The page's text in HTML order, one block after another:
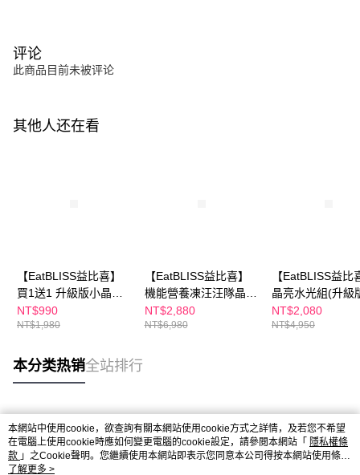
评论
此商品目前未被评论
其他人还在看
【EatBLISS益比喜】
買1送1 升級版小晶晶
15入/高鈣凍15入/益菌
凍15入/A+C+E凍15入
NT$990
NT$1,980
【EatBLISS益比喜】
機能營養凍汪汪隊晶亮
版105入(小晶晶35入
+益菌凍35入+高鈣凍
NT$2,880
NT$6,980
【EatBLISS益比
晶亮水光組(升級
晶晶15入x4/高鈣
益菌凍x4 任選)+
NT$2,080
NT$4,950
本分类热销全站排行
热门标签
本網站中使用cookie，欲查詢有關本網站使用cookie方式之詳情，及若您不希望
在電腦上使用cookie時應如何變更電腦的cookie設定，請參閱本網站「 隱私權條
款 」之Cookie聲明。您繼續使用本網站即表示您同意本公司得按本網站使用條款
之Cookie聲明使用cookie。
了解更多 >